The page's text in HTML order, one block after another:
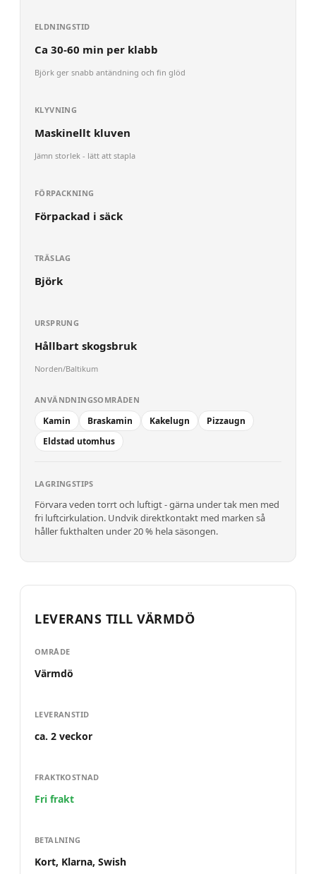
ELDNINGSTID
Ca 30-60 min per klabb
Björk ger snabb antändning och fin glöd
KLYVNING
Maskinellt kluven
Jämn storlek - lätt att stapla
FÖRPACKNING
Förpackad i säck
TRÄSLAG
Björk
URSPRUNG
Hållbart skogsbruk
Norden/Baltikum
ANVÄNDNINGSOMRÅDEN
Kamin Braskamin Kakelugn
Pizzaugn
Eldstad utomhus
LAGRINGSTIPS
Förvara veden torrt och luftigt - gärna under tak men med
fri luftcirkulation. Undvik direktkontakt med marken så
håller fukthalten under 20 % hela säsongen.
LEVERANS TILL VÄRMDÖ
OMRÅDE
Värmdö
LEVERANSTID
ca. 2 veckor
FRAKTKOSTNAD
Fri frakt
BETALNING
Kort, Klarna, Swish